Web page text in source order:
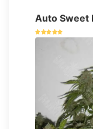
Auto Sweet